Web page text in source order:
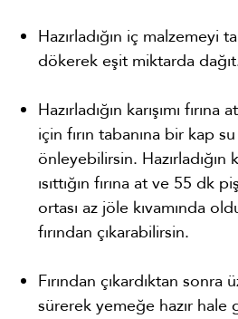
Hazırladığın iç malzemeyi
dökerek eşit miktarda
Hazırladığın karışımı
için fırın tabanına bir kap
önleyebilirsin. Hazırladığın
ısıttığın fırına at ve 55 dk
ortası az jöle kıvamında
fırından çıkarabilirsin.
Fırından çıkardıktan
sürerek yemeğe hazır